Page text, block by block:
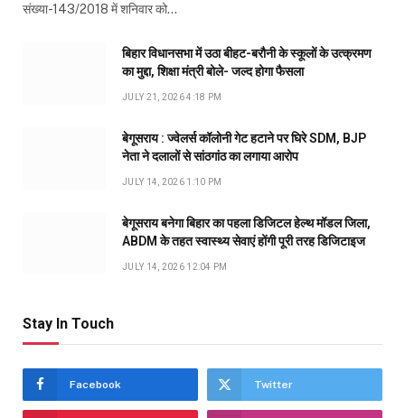
संख्या-143/2018 में शनिवार को…
बिहार विधानसभा में उठा बीहट-बरौनी के स्कूलों के उत्क्रमण
का मुद्दा, शिक्षा मंत्री बोले- जल्द होगा फैसला
JULY 21, 2026 4:18 PM
बेगूसराय : ज्वेलर्स कॉलोनी गेट हटाने पर घिरे SDM, BJP
नेता ने दलालों से सांठगांठ का लगाया आरोप
JULY 14, 2026 1:10 PM
बेगूसराय बनेगा बिहार का पहला डिजिटल हेल्थ मॉडल जिला,
ABDM के तहत स्वास्थ्य सेवाएं होंगी पूरी तरह डिजिटाइज
JULY 14, 2026 12:04 PM
Stay In Touch
Facebook Twitter